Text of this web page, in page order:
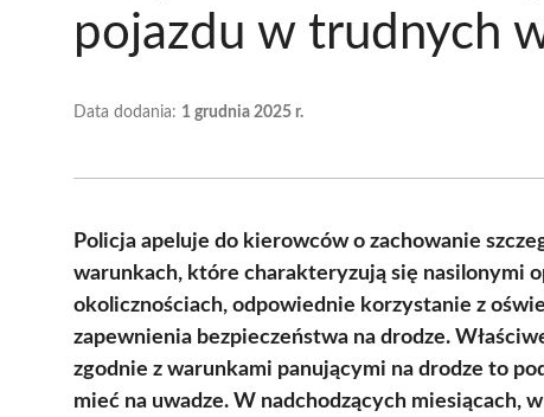
pojazdu w trudnych
Data dodania: 1 grudnia 2025 r.
Policja apeluje do kierowców o zachowanie
warunkach, które charakteryzują się nasilonymi
okolicznościach, odpowiednie korzystanie z
zapewnienia bezpieczeństwa na drodze.
zgodnie z warunkami panującymi na drodze to
mieć na uwadze. W nadchodzących miesiącach,